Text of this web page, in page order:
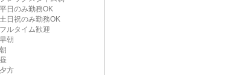
平日のみ勤務OK
土日祝のみ勤務OK
フルタイム歓迎
早朝
朝
昼
夕方